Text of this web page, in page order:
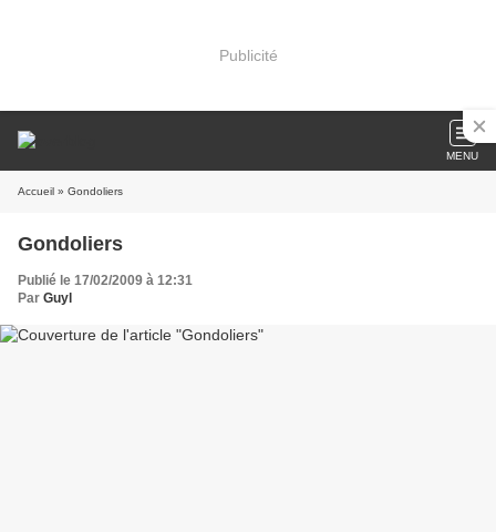
Publicité
MENU
Accueil » Gondoliers
Gondoliers
Publié le 17/02/2009 à 12:31
Par Guyl